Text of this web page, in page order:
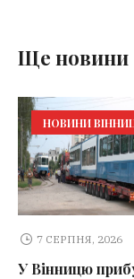
Ще новини
НОВИНИ
7 СЕРПНЯ, 2026
У Вінницю